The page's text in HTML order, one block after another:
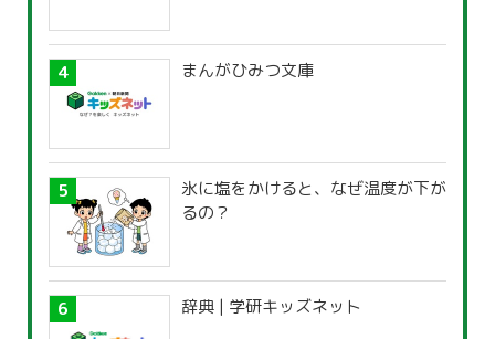
まんがひみつ文庫
氷に塩をかけると、なぜ温度が下が
るの？
辞典 | 学研キッズネット